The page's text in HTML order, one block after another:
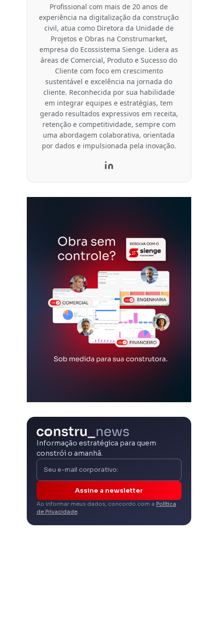
Profissional com mais de 20 anos de
experiência na digitalização da construção
civil, atua como Diretora da Unidade de
Projetos e Obras na Construmarket,
empresa do Ecossistema Sienge. Lidera as
áreas de Comercial, Produto e Sucesso do
Cliente com foco em crescimento
sustentável e excelência na jornada do
cliente. Reconhecida por sua habilidade
em integrar equipes e estratégias, tem
gerado resultados expressivos em receita,
retenção e competitividade, sempre com
uma abordagem colaborativa, orientada
por dados e impulsionada pela inovação.
Informação estratégica para quem
constrói o amanhã.
Assine a newsletter
Ao informar meus dados, concordo com a Política
de Privacidade.